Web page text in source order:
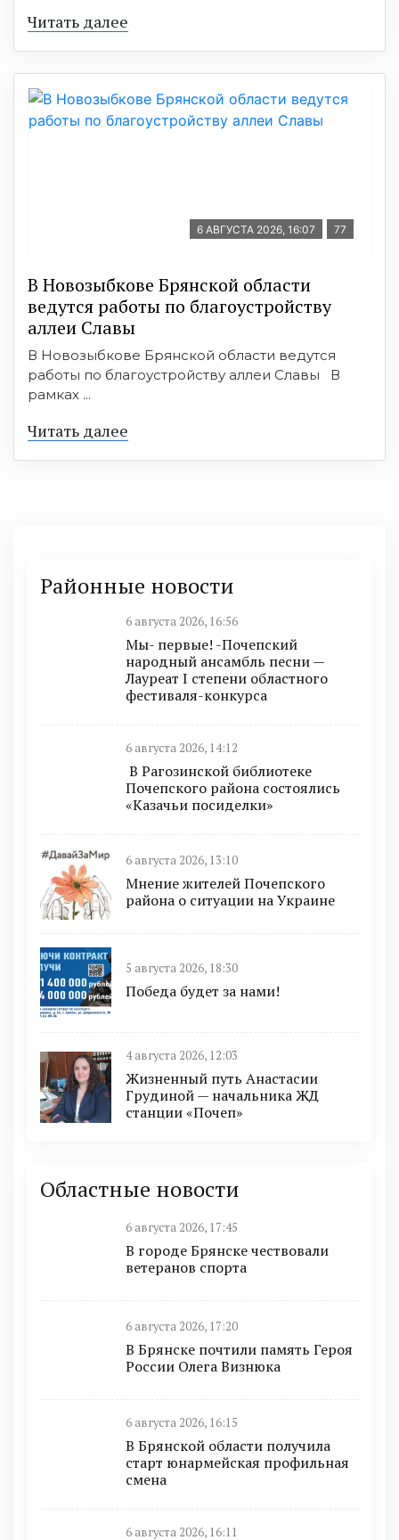
Читать далее
6 АВГУСТА 2026, 16:07 77
В Новозыбкове Брянской области
ведутся работы по благоустройству
аллеи Славы
В Новозыбкове Брянской области ведутся
работы по благоустройству аллеи Славы В
рамках ...
Читать далее
Районные новости
6 августа 2026, 16:56
Мы- первые! -Почепский
народный ансамбль песни —
Лауреат I степени областного
фестиваля-конкурса
6 августа 2026, 14:12
В Рагозинской библиотеке
Почепского района состоялись
«Казачьи посиделки»
6 августа 2026, 13:10
Мнение жителей Почепского
района о ситуации на Украине
5 августа 2026, 18:30
Победа будет за нами!
4 августа 2026, 12:03
Жизненный путь Анастасии
Грудиной — начальника ЖД
станции «Почеп»
Областные новости
6 августа 2026, 17:45
В городе Брянске чествовали
ветеранов спорта
6 августа 2026, 17:20
В Брянске почтили память Героя
России Олега Визнюка
6 августа 2026, 16:15
В Брянской области получила
старт юнармейская профильная
смена
6 августа 2026, 16:11